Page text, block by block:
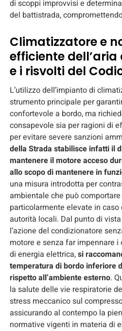
di scoppi improvvisi e
del battistrada,
Climatizzatore e
efficiente
e i risvolti del
L’utilizzo dell’impianto di
strumento principale per
confortevole a bordo, ma
consapevole sia per ragioni di
per evitare severe sanzioni
della Strada stabilisce infatti il
mantenere il motore acceso
allo scopo di mantenere in
una misura introdotta per
ambientale che può
particolarmente elevate in
autorità locali. Dal punto di
l’azione del condizionatore
motore e senza far impennare
di energia elettrica,si
temperatura di bordo inferiore
rispetto all’ambiente esterno.
la salute delle vie respiratorie
stress meccanico sul
assicurando al contempo la
normative vigenti in materia di